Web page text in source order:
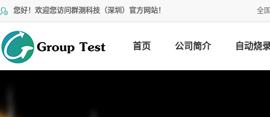
您好！欢迎您访问群测科技（深圳）官方网站！ 全
首页 公司简介 自动烧